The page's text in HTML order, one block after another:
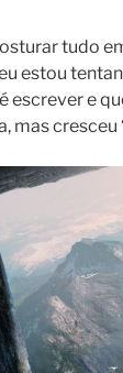
tudo
estou
escrever e
mas cresceu